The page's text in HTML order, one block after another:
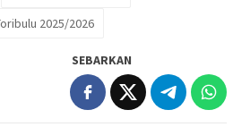
2025/2026
SEBARKAN